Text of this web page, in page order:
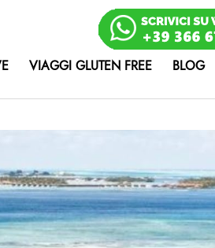
VIAGGI GLUTEN FREE BLOG